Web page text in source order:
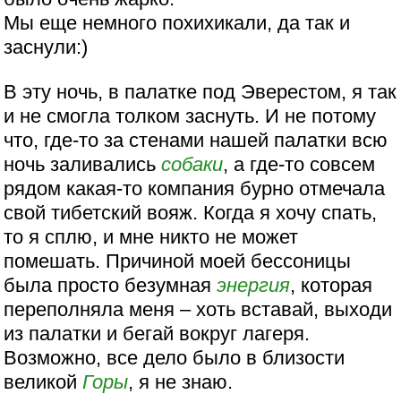
Мы еще немного похихикали, да так и
заснули:)
В эту ночь, в палатке под Эверестом, я так
и не смогла толком заснуть. И не потому
что, где-то за стенами нашей палатки всю
ночь заливалисьсобаки, а где-то совсем
рядом какая-то компания бурно отмечала
свой тибетский вояж. Когда я хочу спать,
то я сплю, и мне никто не может
помешать. Причиной моей бессоницы
была просто безумнаяэнергия, которая
переполняла меня – хоть вставай, выходи
из палатки и бегай вокруг лагеря.
Возможно, все дело было в близости
великой Горы, я не знаю.